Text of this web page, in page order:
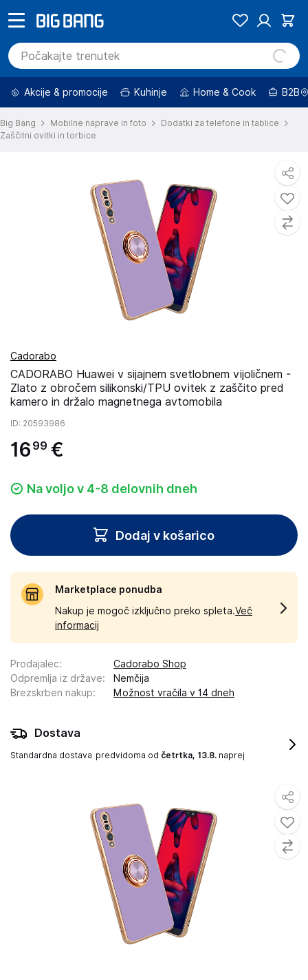
Akcije & promocije Kuhinje Home & Cook B2B
Big Bang Mobilne naprave in foto
Dodatki za telefone in tablice
Zaščitni ovitki in torbice
Cadorabo
CADORABO Huawei v sijajnem svetlobnem vijoličnem -
Zlato z obročem silikonski/TPU ovitek z zaščito pred
kamero in držalo magnetnega avtomobila
ID: 20593986
16 99 €
Na voljo v 4-8 delovnih dneh
Dodaj v košarico
Marketplace ponudba
Nakup je mogoč izključno preko spleta.Več
informacij
Prodajalec:
Cadorabo Shop
Odpremlja iz države:
Nemčija
Brezskrben nakup: Možnost vračila v 14 dneh
Dostava
Standardna dostava predvidoma od četrtka, 13.8. naprej